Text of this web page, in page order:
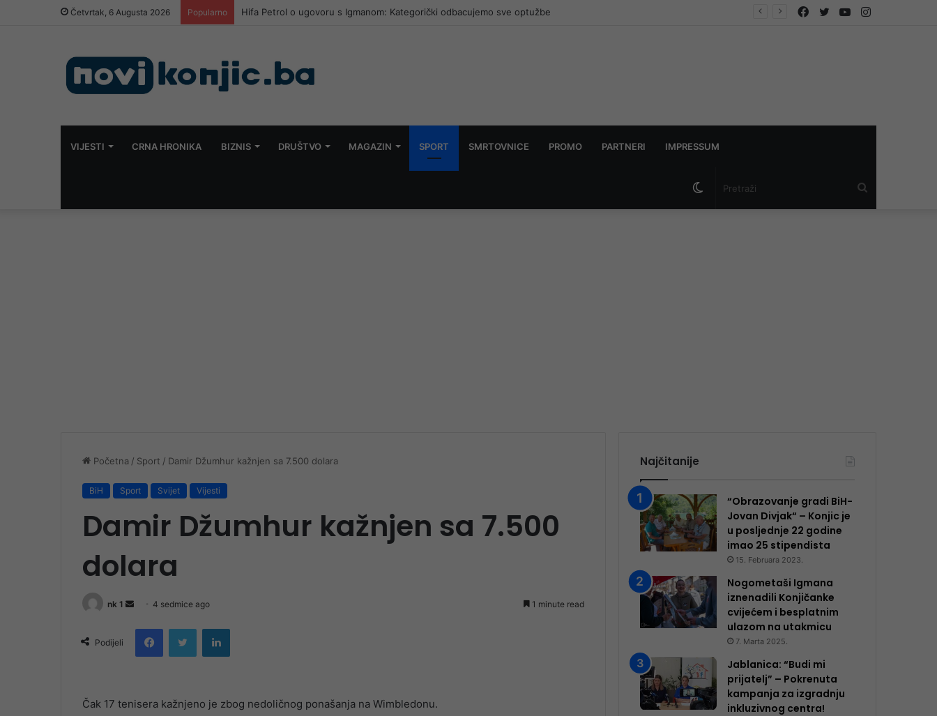
Četvrtak, 6 Augusta 2026 Popularno Hifa Petrol o ugovoru s Igmanom: Kategorički odbacujemo sve optužbe Instagram
YouTube
Twitter
Facebook
VIJESTI CRNA HRONIKA BIZNIS DRUŠTVO MAGAZIN SPORT SMRTOVNICE PROMO PARTNERI IMPRESSUM
Switch
Početna / Sport / Damir Džumhur kažnjen sa 7.500 dolara
BiH Sport Svijet Vijesti
Damir Džumhur kažnjen sa 7.500
dolara
nk 1
Send
email
4 sedmice ago 1 minute read
Podijeli
FacebookTwitter LinkedIn
Čak 17 tenisera kažnjeno je zbog nedoličnog ponašanja na Wimbledonu.
Najčitanije
“Obrazovanje gradi BiH-
Jovan Divjak“ – Konjic je
u posljednje 22 godine
imao 25 ​​stipendista
15. Februara 2023.
Nogometaši Igmana
iznenadili Konjičanke
cvijećem i besplatnim
ulazom na utakmicu
7. Marta 2025.
Jablanica: “Budi mi
prijatelj” – Pokrenuta
kampanja za izgradnju
inkluzivnog centra!